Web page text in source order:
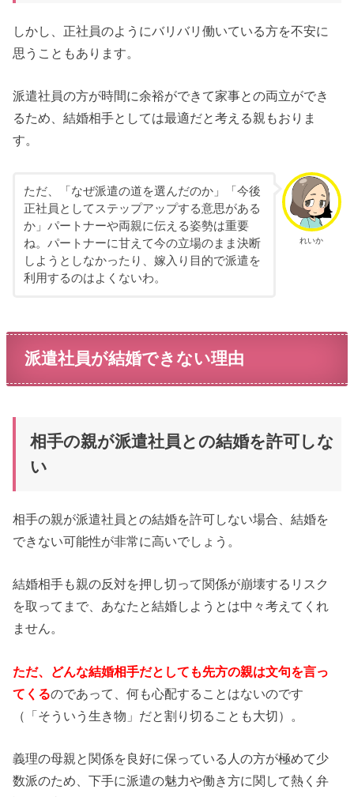
しかし、正社員のようにバリバリ働いている方を不安に
思うこともあります。
派遣社員の方が時間に余裕ができて家事との両立ができ
るため、結婚相手としては最適だと考える親もおりま
す。
れいか
ただ、「なぜ派遣の道を選んだのか」「今後
正社員としてステップアップする意思がある
か」パートナーや両親に伝える姿勢は重要
ね。パートナーに甘えて今の立場のまま決断
しようとしなかったり、嫁入り目的で派遣を
利用するのはよくないわ。
派遣社員が結婚できない理由
相手の親が派遣社員との結婚を許可しな
い
相手の親が派遣社員との結婚を許可しない場合、結婚を
できない可能性が非常に高いでしょう。
結婚相手も親の反対を押し切って関係が崩壊するリスク
を取ってまで、あなたと結婚しようとは中々考えてくれ
ません。
ただ、どんな結婚相手だとしても先方の親は文句を言っ
てくるのであって、何も心配することはないのです
（「そういう生き物」だと割り切ることも大切）。
義理の母親と関係を良好に保っている人の方が極めて少
数派のため、下手に派遣の魅力や働き方に関して熱く弁